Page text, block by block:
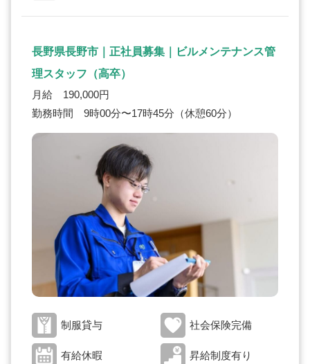
長野県長野市｜正社員募集｜ビルメンテナンス管
理スタッフ（高卒）
月給 190,000円
勤務時間 9時00分〜17時45分（休憩60分）
制服貸与 社会保険完備
有給休暇 昇給制度有り